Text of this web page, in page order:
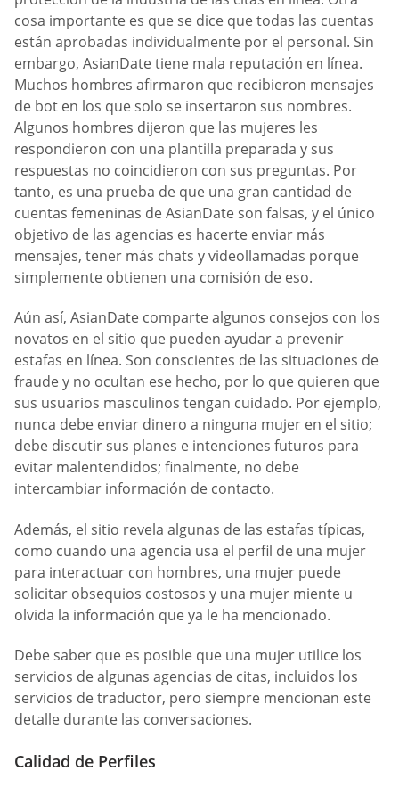
cosa importante es que se dice que todas las cuentas
están aprobadas individualmente por el personal. Sin
embargo, AsianDate tiene mala reputación en línea.
Muchos hombres afirmaron que recibieron mensajes
de bot en los que solo se insertaron sus nombres.
Algunos hombres dijeron que las mujeres les
respondieron con una plantilla preparada y sus
respuestas no coincidieron con sus preguntas. Por
tanto, es una prueba de que una gran cantidad de
cuentas femeninas de AsianDate son falsas, y el único
objetivo de las agencias es hacerte enviar más
mensajes, tener más chats y videollamadas porque
simplemente obtienen una comisión de eso.
Aún así, AsianDate comparte algunos consejos con los
novatos en el sitio que pueden ayudar a prevenir
estafas en línea. Son conscientes de las situaciones de
fraude y no ocultan ese hecho, por lo que quieren que
sus usuarios masculinos tengan cuidado. Por ejemplo,
nunca debe enviar dinero a ninguna mujer en el sitio;
debe discutir sus planes e intenciones futuros para
evitar malentendidos; finalmente, no debe
intercambiar información de contacto.
Además, el sitio revela algunas de las estafas típicas,
como cuando una agencia usa el perfil de una mujer
para interactuar con hombres, una mujer puede
solicitar obsequios costosos y una mujer miente u
olvida la información que ya le ha mencionado.
Debe saber que es posible que una mujer utilice los
servicios de algunas agencias de citas, incluidos los
servicios de traductor, pero siempre mencionan este
detalle durante las conversaciones.
Calidad de Perfiles